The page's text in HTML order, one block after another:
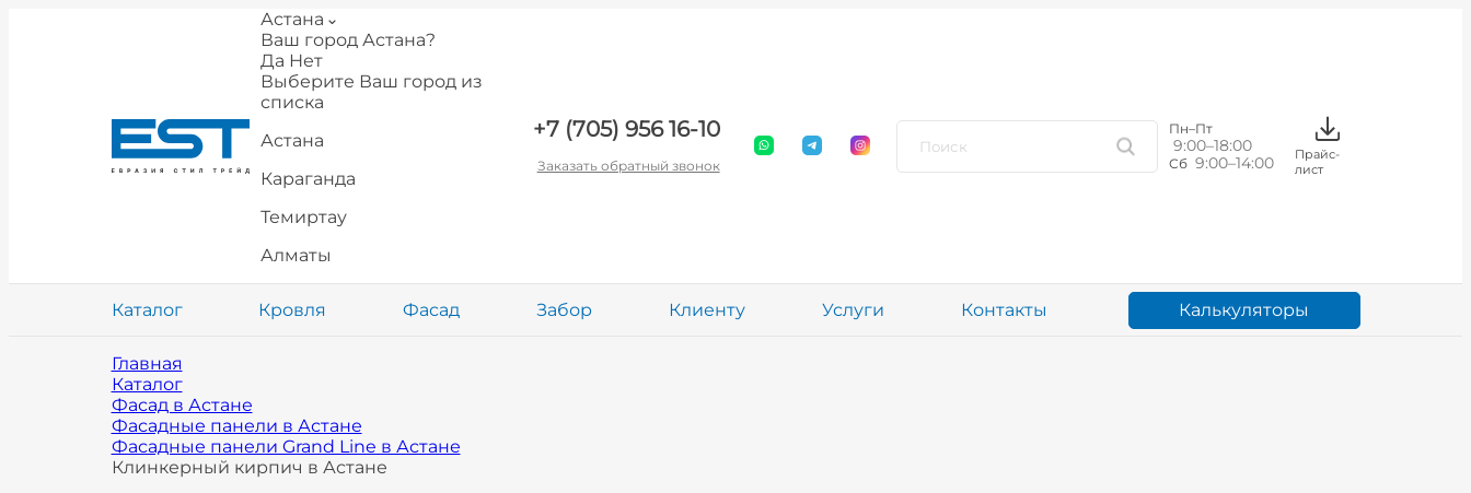
Астана
Ваш город Астана?
Да Нет
Выберите Ваш город из
списка
Астана
Караганда
Темиртау
Алматы
+7 (705) 956 16-10
Заказать обратный звонок
Пн–Пт
9:00–18:00
Сб 9:00–14:00
Прайс-
лист
Каталог Кровля Фасад Забор Клиенту Услуги Контакты Калькуляторы
Главная
Каталог
Фасад в Астане
Фасадные панели в Астане
Фасадные панели Grand Line в Астане
Клинкерный кирпич в Астане